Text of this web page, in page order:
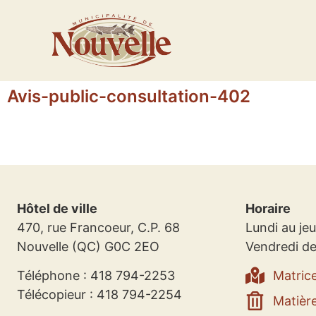
Avis-public-consultation-402
Hôtel de ville
470, rue Francoeur, C.P. 68
Nouvelle (QC) G0C 2EO
Téléphone : 418 794-2253
Télécopieur : 418 794-2254
Horaire
Lundi au
Vendredi